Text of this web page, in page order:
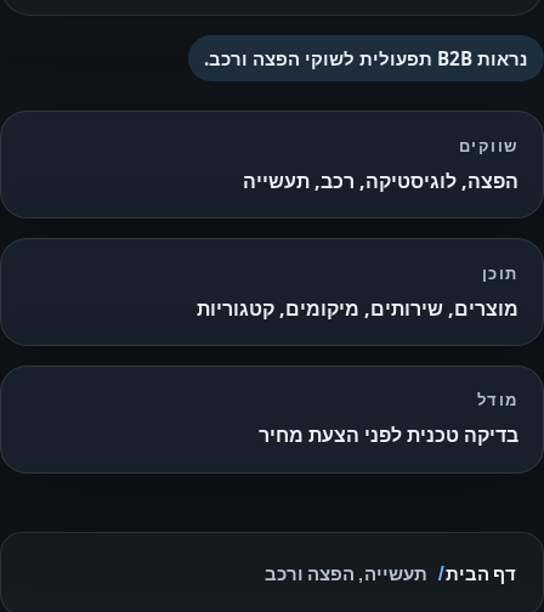
נראות B2B תפעולית לשוקי הפצה ורכב.
שווקים
הפצה, לוגיסטיקה, רכב, תעשייה
תוכן
מוצרים, שירותים, מיקומים, קטגוריות
מודל
בדיקה טכנית לפני הצעת מחיר
דף הבית תעשייה, הפצה ורכב